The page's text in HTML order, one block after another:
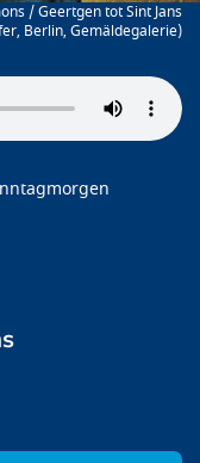
/ Geertgen tot Sint Jans
Berlin, Gemäldegalerie)